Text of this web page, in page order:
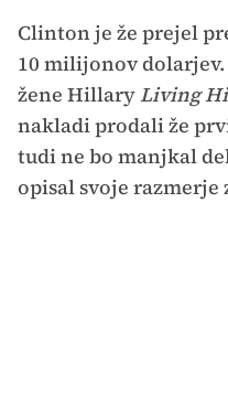
Clinton je že prejel
10 milijonov
žene HillaryLiving
nakladi prodali že
tudi ne bo manjkal
opisal svoje razmerje